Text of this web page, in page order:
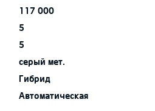
117 000
5
5
серый мет.
Гибрид
Автоматическая